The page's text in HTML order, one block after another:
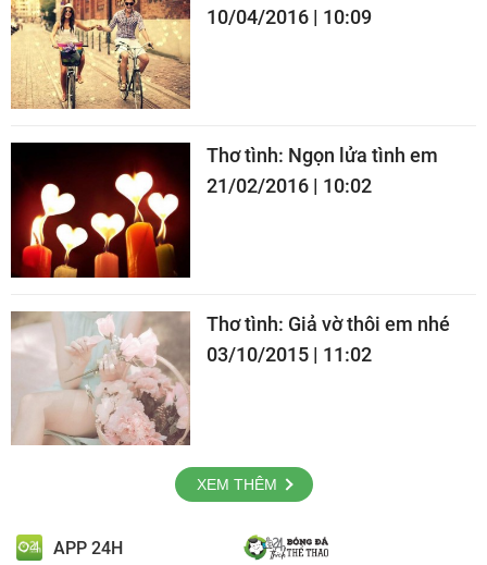
10/04/2016 | 10:09
Thơ tình: Ngọn lửa tình em
21/02/2016 | 10:02
Thơ tình: Giả vờ thôi em nhé
03/10/2015 | 11:02
XEM THÊM
APP 24H